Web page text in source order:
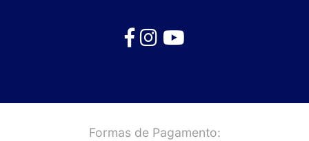
Formas de Pagamento: